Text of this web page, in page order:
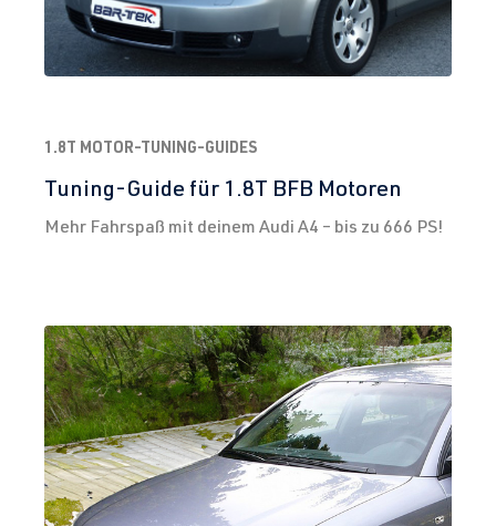
1.8T MOTOR-TUNING-GUIDES
Tuning-Guide für 1.8T BFB Motoren
Mehr Fahrspaß mit deinem Audi A4 – bis zu 666 PS!